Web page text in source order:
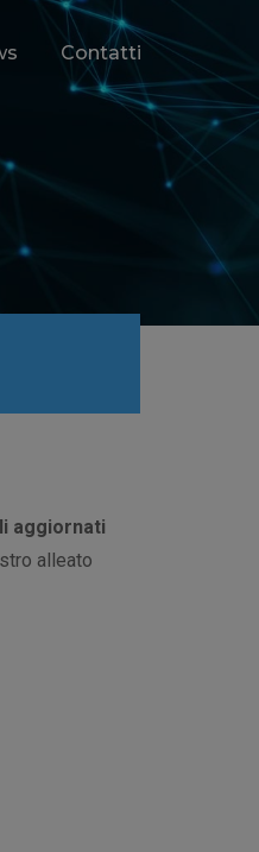
Contatti
aggiornati
alleato